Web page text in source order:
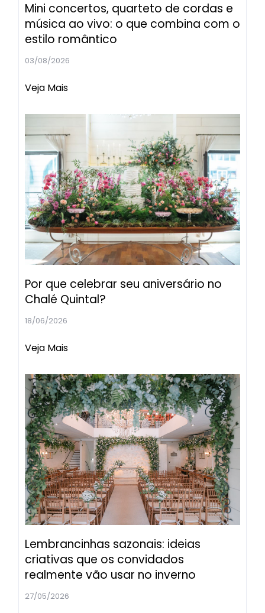
Mini concertos, quarteto de cordas e
música ao vivo: o que combina com o
estilo romântico
03/08/2026
Veja Mais
Por que celebrar seu aniversário no
Chalé Quintal?
18/06/2026
Veja Mais
Lembrancinhas sazonais: ideias
criativas que os convidados
realmente vão usar no inverno
27/05/2026